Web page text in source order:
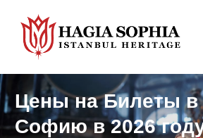
Цены на Билеты в
Софию в 2026